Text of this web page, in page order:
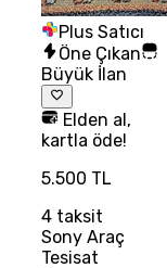
Plus Satıcı
Öne Çıkan
Büyük İlan
Elden al,
kartla öde!
5.500 TL
4taksit
Sony Araç
Tesisat